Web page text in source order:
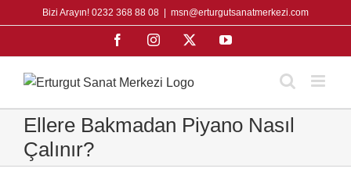
to
Bizi Arayın! 0232 368 88 08 msn@erturgutsanatmerkezi.com
FacebookInstagram YouTube
Ellere Bakmadan Piyano Nasıl
Çalınır?